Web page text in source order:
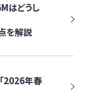
はどうし
を解説
2026年春